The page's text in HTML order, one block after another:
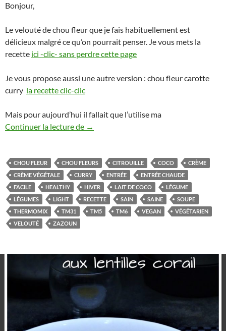
Bonjour,
Le velouté de chou fleur que je fais habituellement est
délicieux malgré ce qu’on pourrait penser. Je vous mets la
recette ici -clic- sans perdre cette page
Je vous propose aussi une autre version : chou fleur carotte
curry la recette clic-clic
Mais pour aujourd’hui il fallait que l’utilise ma
Continuer la lecture de Velouté de chou fleur à la citrouille au
→
CHOU FLEUR CHOU FLEURS CITROUILLE COCO
CRÈME
CRÈME VÉGÉTALE
CURRY ENTRÉE
ENTRÉE CHAUDE
FACILE
HEALTHY HIVER LAIT DE COCO
LÉGUME
LÉGUMES
LIGHT RECETTE SAIN SAINE
SOUPE
THERMOMIX
TM31 TM5 TM6 VEGAN
VÉGÉTARIEN
VELOUTÉ
ZAZOUN